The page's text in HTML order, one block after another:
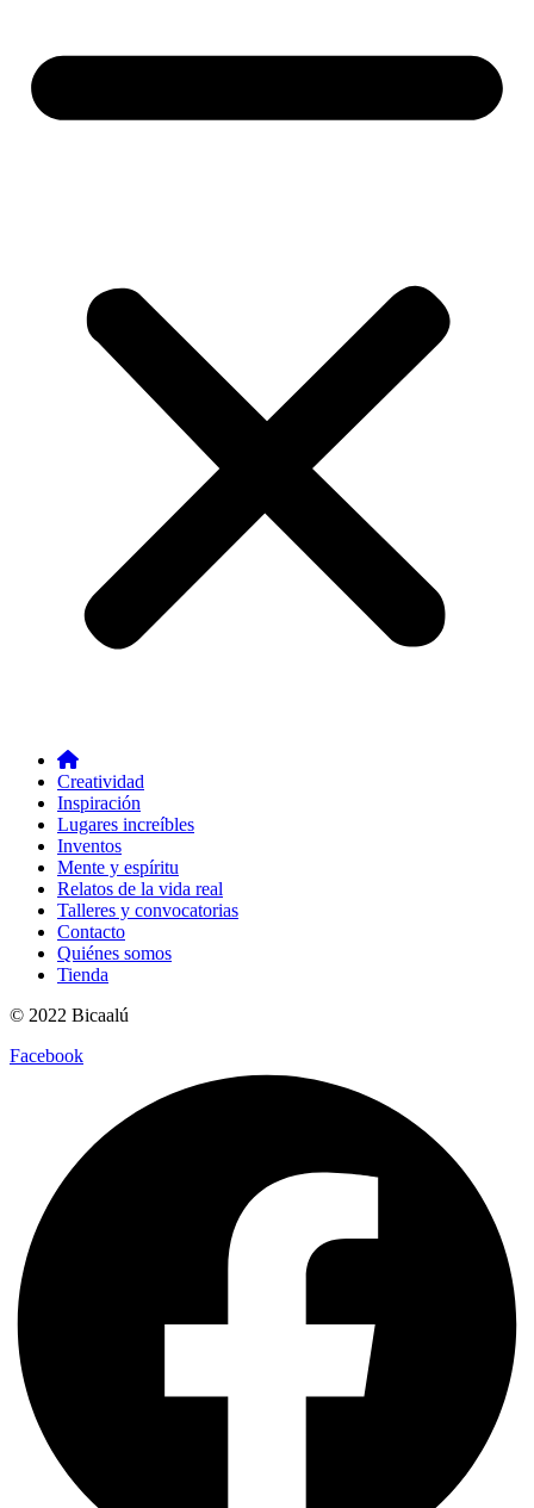
Creatividad
Inspiración
Lugares increíbles
Inventos
Mente y espíritu
Relatos de la vida real
Talleres y convocatorias
Contacto
Quiénes somos
Tienda
© 2022 Bicaalú
Facebook